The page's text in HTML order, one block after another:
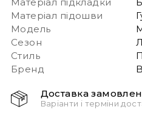
Матеріал підошви
Модель
Сезон
Стиль
Бренд
Доставка
Варіанти і терміни